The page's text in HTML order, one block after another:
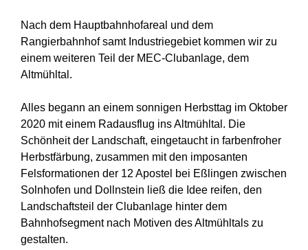
Nach dem Hauptbahnhofareal und dem
Rangierbahnhof samt Industriegebiet kommen wir zu
einem weiteren Teil der MEC-Clubanlage, dem
Altmühltal.
Alles begann an einem sonnigen Herbsttag im Oktober
2020 mit einem Radausflug ins Altmühltal. Die
Schönheit der Landschaft, eingetaucht in farbenfroher
Herbstfärbung, zusammen mit den imposanten
Felsformationen der 12 Apostel bei Eßlingen zwischen
Solnhofen und Dollnstein ließ die Idee reifen, den
Landschaftsteil der Clubanlage hinter dem
Bahnhofsegment nach Motiven des Altmühltals zu
gestalten.